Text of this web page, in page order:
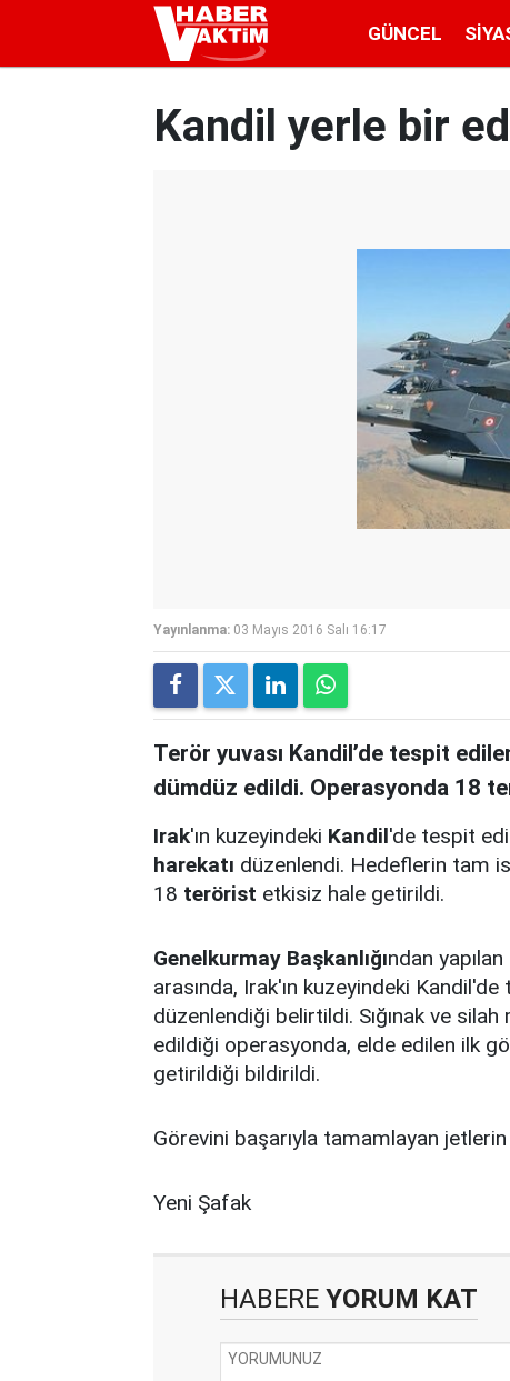
GÜNCEL
Kandil yerle bir
Yayınlanma: 03 Mayıs 2016 Salı 16:17
Terör yuvası Kandil’de tespit
dümdüz edildi. Operasyonda 18
Irak'ın kuzeyindeki Kandil'de tespit
harekatı düzenlendi. Hedeflerin tam
18 terörist etkisiz hale getirildi.
Genelkurmay Başkanlığından
arasında, Irak'ın kuzeyindeki
düzenlendiği belirtildi. Sığınak ve
edildiği operasyonda, elde edilen ilk
getirildiği bildirildi.
Görevini başarıyla tamamlayan
Yeni Şafak
HABERE YORUM KAT